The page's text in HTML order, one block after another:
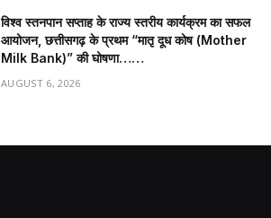
विश्व स्तनपान सप्ताह के राज्य स्तरीय कार्यक्रम का सफल
आयोजन, छत्तीसगढ़ के प्रथम “मातृ दूध कोष (Mother
Milk Bank)” की घोषणा……
AUGUST 6, 2026